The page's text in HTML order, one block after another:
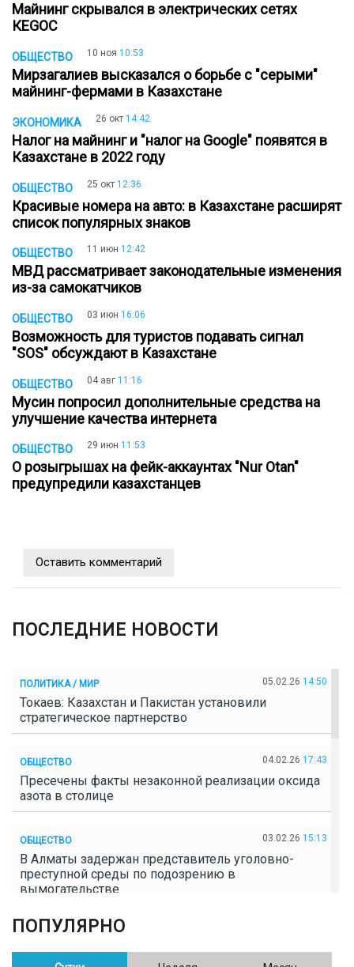
Майнинг скрывался в электрических сетях
КЕGОС
ОБЩЕСТВО 10 ноя 10:53
Мирзагалиев высказался о борьбе с "серыми"
майнинг-фермами в Казахстане
ЭКОНОМИКА 26 окт 14:42
Налог на майнинг и "налог на Google" появятся в
Казахстане в 2022 году
ОБЩЕСТВО 25 окт 12:36
Красивые номера на авто: в Казахстане расширят
список популярных знаков
ОБЩЕСТВО 11 июн 12:42
МВД рассматривает законодательные изменения
из-за самокатчиков
ОБЩЕСТВО 03 июн 16:06
Возможность для туристов подавать сигнал
"SOS" обсуждают в Казахстане
ОБЩЕСТВО 04 авг 11:16
Мусин попросил дополнительные средства на
улучшение качества интернета
ОБЩЕСТВО 29 июн 11:53
О розыгрышах на фейк-аккаунтах "Nur Otan"
предупредили казахстанцев
Оставить комментарий
ПОСЛЕДНИЕ НОВОСТИ
ПОЛИТИКА / МИР 05.02.26 14:50
Токаев: Казахстан и Пакистан установили
стратегическое партнерство
ОБЩЕСТВО 04.02.26 17:43
Пресечены факты незаконной реализации оксида
азота в столице
ОБЩЕСТВО 03.02.26 15:13
В Алматы задержан представитель уголовно-
преступной среды по подозрению в
вымогательстве
ОБЩЕСТВО
Полицейские пресекли незаконное выращивание
ПОПУЛЯРНО